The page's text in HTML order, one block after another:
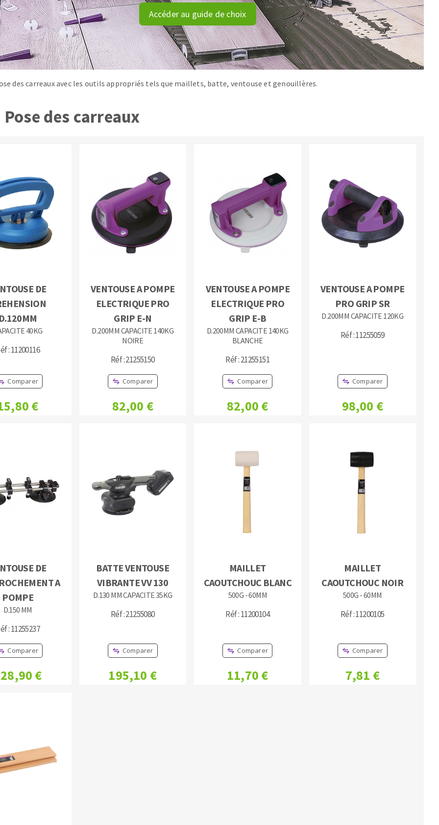
à profil
diamantés
Système auto-nivelant à cale
Système auto-nivelant à vis
Pose des joints
Nettoyage
ABRASIFS APPLIQUÉS
DE SURFACE NETTOYAGE
Aspirateurs
MACHINES POUR LE TRAVAIL DU
MÉTAL
Tronçonneuses
OUTILS COUPANTS
Accéder au guide de choix
des carreaux avec les outils appropriés tels que maillets, batte, ventouse et genouillères.
Pose des carreaux
DE
40KG
: 11200116
Comparer
€
VENTOUSE A POMPE
ELECTRIQUE PRO
GRIP E-N
D.200MM CAPACITE 140KG
NOIRE
Réf : 21255150
Comparer
82,00 €
VENTOUSE A POMPE
ELECTRIQUE PRO
GRIP E-B
D.200MM CAPACITE 140KG
BLANCHE
Réf : 21255151
Comparer
82,00 €
VENTOUSE A POMPE
PRO GRIP SR
D.200MM CAPACITE 120KG
Réf : 11255059
Comparer
98,00 €
DE
A
POMPE
D.150 MM
: 11255237
Comparer
€
BATTE VENTOUSE
VIBRANTE VV 130
D.130 MM CAPACITE 35KG
Réf : 21255080
Comparer
195,10 €
MAILLET
CAOUTCHOUC BLANC
500G - 60MM
Réf : 11200104
Comparer
11,70 €
MAILLET
CAOUTCHOUC NOIR
500G - 60MM
Réf : 11200105
Comparer
7,81 €